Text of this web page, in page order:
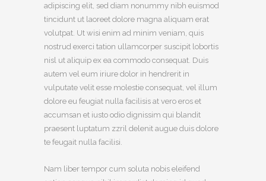
adipiscing elit, sed diam nonummy nibh euismod
tincidunt ut laoreet dolore magna aliquam erat
volutpat. Ut wisi enim ad minim veniam, quis
nostrud exerci tation ullamcorper suscipit lobortis
nisl ut aliquip ex ea commodo consequat. Duis
autem vel eum iriure dolor in hendrerit in
vulputate velit esse molestie consequat, vel illum
dolore eu feugiat nulla facilisis at vero eros et
accumsan et iusto odio dignissim qui blandit
praesent luptatum zzril delenit augue duis dolore
te feugait nulla facilisi.
Nam liber tempor cum soluta nobis eleifend